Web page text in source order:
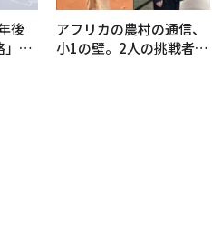
後
」は
アフリカの農村の通信、
小1の壁。2人の挑戦者が